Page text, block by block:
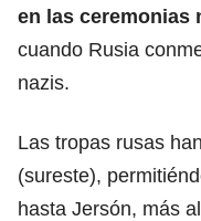
en las ceremonias
cuando Rusia
nazis.
Las tropas rusas
(sureste),
hasta Jersón, más